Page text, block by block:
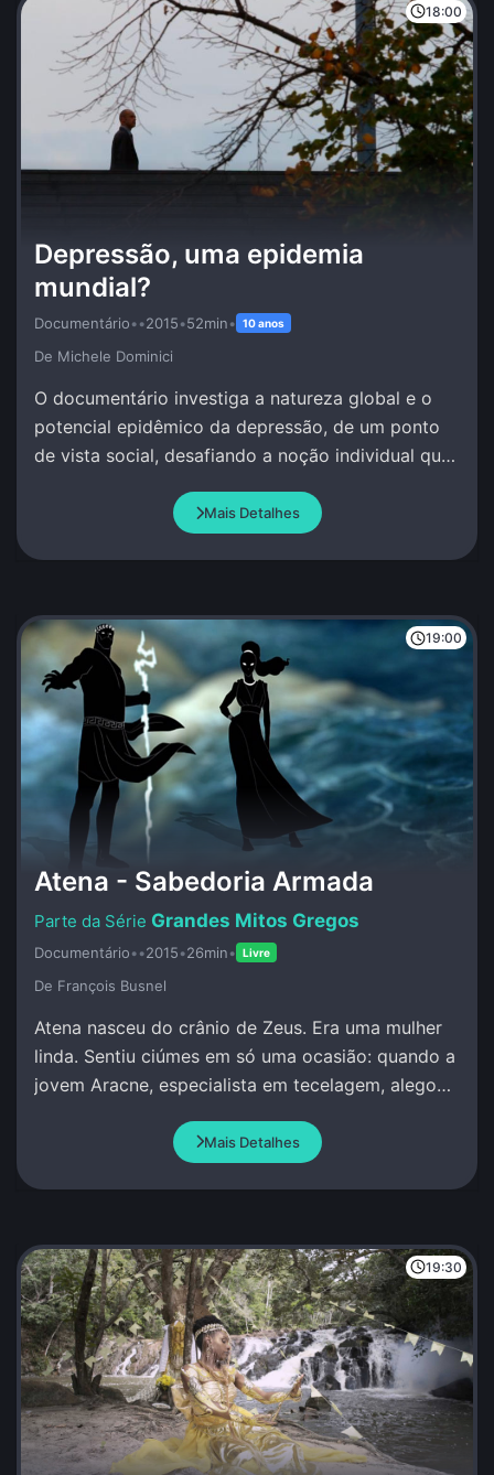
18:00
Depressão, uma epidemia
mundial?
Documentário••2015•52min• 10 anos
De Michele Dominici
O documentário investiga a natureza global e o
potencial epidêmico da depressão, de um ponto
de vista social, desafiando a noção individual que
Mais Detalhes
19:00
Atena - Sabedoria Armada
Grandes Mitos Gregos
Documentário••2015•26min• Livre
De François Busnel
Atena nasceu do crânio de Zeus. Era uma mulher
linda. Sentiu ciúmes em só uma ocasião: quando a
jovem Aracne, especialista em tecelagem, alegou
Mais Detalhes
19:30